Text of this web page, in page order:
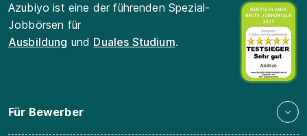
Azubiyo ist eine der führenden Spezial-
Jobbörsen für
Ausbildung und Duales Studium.
Für Bewerber